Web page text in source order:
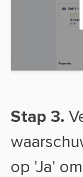
Stap 3.
op 'Ja'